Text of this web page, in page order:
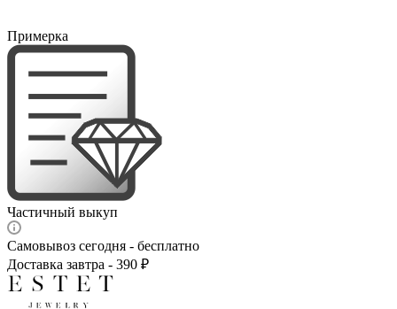
Примерка
Частичный выкуп
Самовывоз сегодня - бесплатно
Доставка завтра - 390 ₽